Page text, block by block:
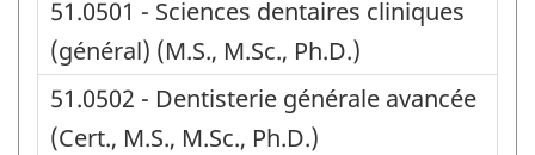
51.0501 - Sciences dentaires cliniques
(général) (M.S., M.Sc., Ph.D.)
51.0502 - Dentisterie générale avancée
(Cert., M.S., M.Sc., Ph.D.)